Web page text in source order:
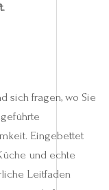
sich fragen, wo Sie
Eingebettet
und echte
Leitfaden